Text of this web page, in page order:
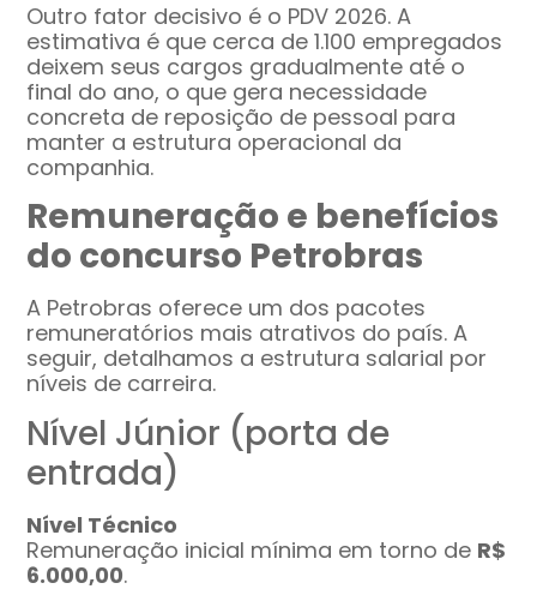
Outro fator decisivo é o PDV 2026. A
estimativa é que cerca de 1.100 empregados
deixem seus cargos gradualmente até o
final do ano, o que gera necessidade
concreta de reposição de pessoal para
manter a estrutura operacional da
companhia.
Remuneração e benefícios
do concurso Petrobras
A Petrobras oferece um dos pacotes
remuneratórios mais atrativos do país. A
seguir, detalhamos a estrutura salarial por
níveis de carreira.
Nível Júnior (porta de
entrada)
Nível Técnico
Remuneração inicial mínima em torno de R$
6.000,00.